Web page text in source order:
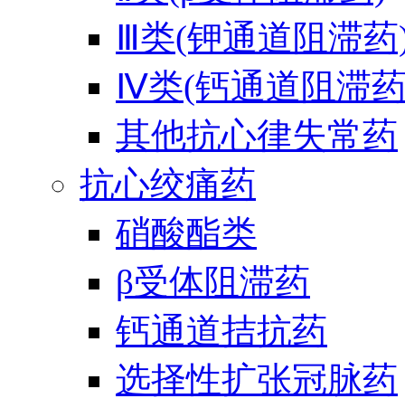
Ⅲ类(钾通道阻滞
Ⅳ类(钙通道阻滞
其他抗心律失常药
抗心绞痛药
硝酸酯类
β受体阻滞药
钙通道拮抗药
选择性扩张冠脉药